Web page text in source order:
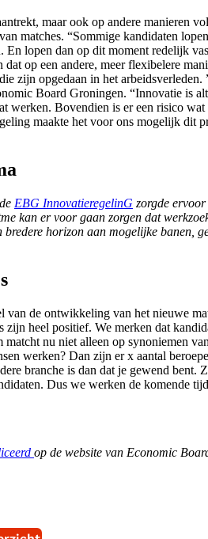
maar ook op andere manieren
matches. “Sommige kandidaten
En lopen dan op dit moment redelijk
op een andere, meer flexibelere
zijn opgedaan in het
Board Groningen. “Innovatie is
werken. Bovendien is er een risico
maakte het voor ons mogelijk dit
EBG InnovatieregelinG zorgde
kan er voor gaan zorgen dat
bredere horizon aan mogelijke banen,
van de ontwikkeling van het nieuwe
zijn heel positief. We merken dat
matcht nu niet alleen op synoniemen
werken? Dan zijn er x aantal
branche is dan dat je gewend
Dus we werken de komende
op de website van Economic